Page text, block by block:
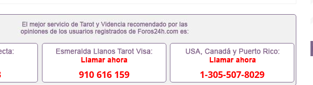
业证会查吗551190476入职国企/事业单位需要些什么材料551190476办理假毕业证
到毕业证怎么办, 毕业证丢了怎么办, 没有正常毕业怎么办理毕业证,没毕业可以办学
途辍学、挂科而没有正常毕业551190476您是否因为递交材料不齐而被拒之门外
常毕业而导致回国得不到教育部认证在校挂科了不想读了,成绩不理想毕不了业怎
没有文凭怎么办,怎么办理本科/研究生文凭551190476如何办理本科/硕士毕业证
可靠吗551190476哪里可以买国外文凭551190476国外本科毕业证怎么办理
凭可以打工作吗551190476怎么办理 外假毕业证551190476哪里可以制作美国毕业证
澳洲毕业证551190476留学生在哪里可以买假毕业证551190476哪里可以办理加拿
910 616 159 1-305-507-8029